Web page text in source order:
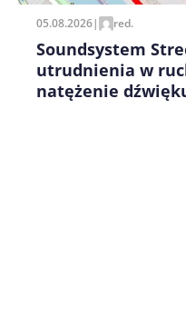
05.08.2026| red.
Soundsystem
utrudnienia w
natężenie